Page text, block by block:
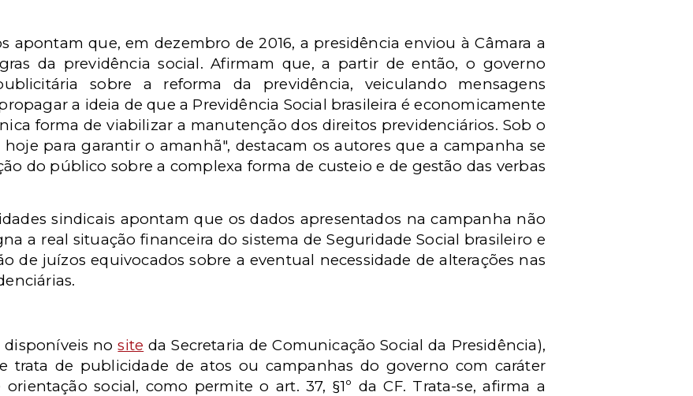
apontam que, em dezembro de 2016, a presidência enviou à Câmara a
da previdência social. Afirmam que, a partir de então, o governo
sobre a reforma da previdência, veiculando mensagens
a ideia de que a Previdência Social brasileira é economicamente
forma de viabilizar a manutenção dos direitos previdenciários. Sob o
para garantir o amanhã", destacam os autores que a campanha se
do público sobre a complexa forma de custeio e de gestão das verbas
sindicais apontam que os dados apresentados na campanha não
a real situação financeira do sistema de Seguridade Social brasileiro e
de juízos equivocados sobre a eventual necessidade de alterações nas
disponíveis nosite da Secretaria de Comunicação Social da Presidência),
trata de publicidade de atos ou campanhas do governo com caráter
social, como permite o art. 37, §1º da CF. Trata-se, afirma a